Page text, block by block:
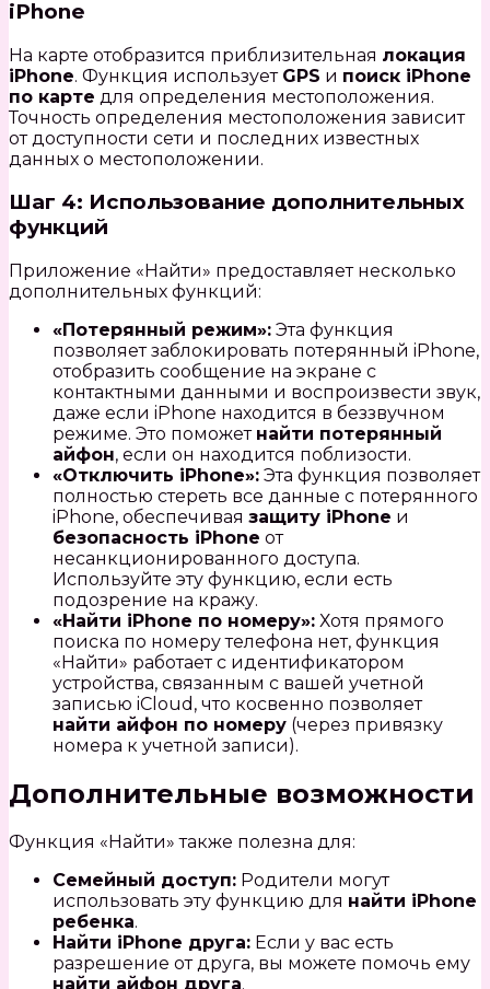
iPhone
На карте отобразится приблизительная локация
iPhone. Функция использует GPS и поиск iPhone
по карте для определения местоположения.
Точность определения местоположения зависит
от доступности сети и последних известных
данных о местоположении.
Шаг 4: Использование дополнительных
функций
Приложение «Найти» предоставляет несколько
дополнительных функций:
«Потерянный режим»: Эта функция
позволяет заблокировать потерянный iPhone,
отобразить сообщение на экране с
контактными данными и воспроизвести звук,
даже если iPhone находится в беззвучном
режиме. Это поможет найти потерянный
айфон, если он находится поблизости.
«Отключить iPhone»: Эта функция позволяет
полностью стереть все данные с потерянного
iPhone, обеспечивая защиту iPhone и
безопасность iPhone от
несанкционированного доступа.
Используйте эту функцию, если есть
подозрение на кражу.
«Найти iPhone по номеру»: Хотя прямого
поиска по номеру телефона нет, функция
«Найти» работает с идентификатором
устройства, связанным с вашей учетной
записью iCloud, что косвенно позволяет
найти айфон по номеру (через привязку
номера к учетной записи).
Дополнительные возможности
Функция «Найти» также полезна для:
Семейный доступ: Родители могут
использовать эту функцию для найти iPhone
ребенка.
Найти iPhone друга: Если у вас есть
разрешение от друга, вы можете помочь ему
найти айфон друга.